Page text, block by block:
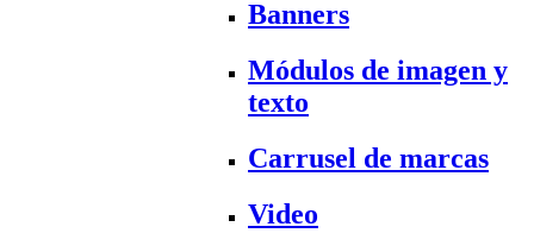
Banners
Módulos de imagen y
texto
Carrusel de marcas
Video